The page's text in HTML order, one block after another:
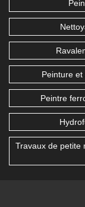
Peinture
Peintre
Travaux de petite